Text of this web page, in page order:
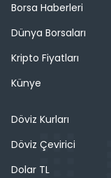
Borsa Haberleri
Dünya Borsaları
Kripto Fiyatları
Künye
Döviz Kurları
Döviz Çevirici
Dolar TL